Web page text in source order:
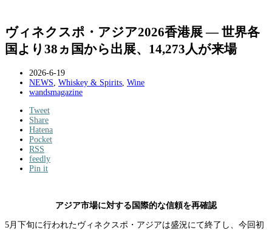
ヴィネクスポ・アジア2026香港展 ― 世界各
国より38ヵ国から出展、14,273人が来場
2026-6-19
NEWS Whiskey & Spirits Wine
wandsmagazine
Tweet
Share
Hatena
Pocket
RSS
feedly
Pin it
アジア市場に対する国際的な信頼を再確認
5月下旬に行われたヴィネクスポ・アジアは盛況にて終了し、今回初